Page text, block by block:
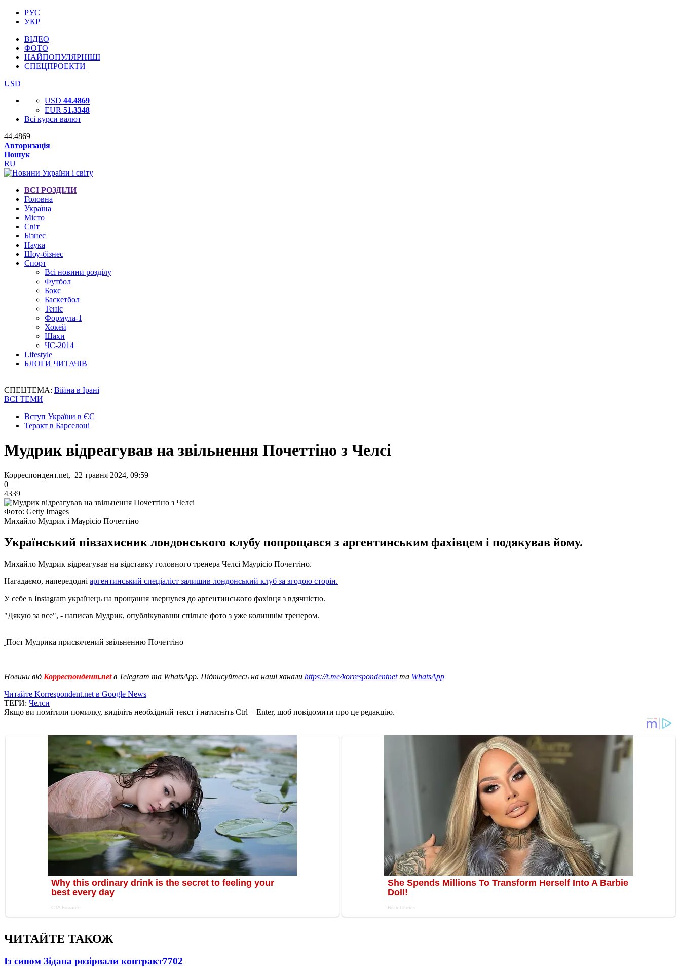
РУС
УКР
ВІДЕО
ФОТО
НАЙПОПУЛЯРНІШІ
СПЕЦПРОЕКТИ
USD
USD 44.4869
EUR 51.3348
Всі курси валют
44.4869
Авторизація
Пошук
RU
ВСІ РОЗДІЛИ
Головна
Україна
Місто
Світ
Бізнес
Наука
Шоу-бізнес
Спорт
Всі новини розділу
Футбол
Бокс
Баскетбол
Теніс
Формула-1
Хокей
Шахи
ЧС-2014
Lifestyle
БЛОГИ ЧИТАЧІВ
СПЕЦТЕМА: Війна в Ірані
ВСІ ТЕМИ
Вступ України в ЄС
Теракт в Барселоні
Мудрик відреагував на звільнення Почеттіно з Челсі
Корреспондент.net, 22 травня 2024, 09:59
0
4339
Фото: Getty Images
Михайло Мудрик і Маурісіо Почеттіно
Український півзахисник лондонського клубу попрощався з аргентинським фахівцем і подякував йому.
Михайло Мудрик відреагував на відставку головного тренера Челсі Маурісіо Почеттіно.
Нагадаємо, напередодні аргентинський спеціаліст залишив лондонський клуб за згодою сторін.
У себе в Instagram українець на прощання звернувся до аргентинського фахівця з вдячністю.
"Дякую за все", - написав Мудрик, опублікувавши спільне фото з уже колишнім тренером.
Пост Мудрика присвячений звільненню Почеттіно
Новини від Корреспондент.netв Telegram та WhatsApp. Підписуйтесь на наші канали https://t.me/korrespondentnetта WhatsApp
Читайте Korrespondent.net в Google News
ТЕГИ: Челси
Якщо ви помітили помилку, виділіть необхідний текст і натисніть Ctrl + Enter, щоб повідомити про це редакцію.
ЧИТАЙТЕ ТАКОЖ
Із сином Зідана розірвали контракт7702